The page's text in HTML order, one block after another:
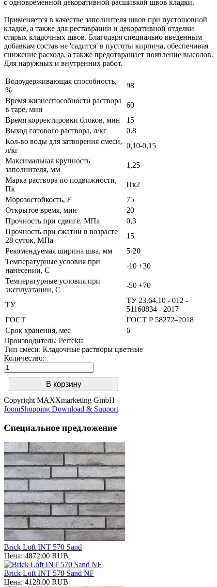
с одновременной декоративной расшивкой швов кладки.
Применяется в качестве заполнителя швов при пустошовной
кладке, а также для реставрации и декоративной отделки
старых кладочных швов. Благодаря специально введенным
добавкам состав не 'садится' в пустоты кирпича, обеспечивая
снижение расхода, а также предотвращает появление высолов.
Для наружных и внутренних работ.
Водоудерживающая способность,
%
98
Время жизнеспособности раствора
в таре, мин
60
Время корректировки блоков, мин
15
Выход готового раствора, л/кг
0.8
Кол-во воды для затворения смеси,
л/кг
0,10-0,15
Максимальная крупность
заполнителя, мм
1,25
Марка раствора по подвижности,
Пк
Пк2
Морозостойкость, F
75
Открытое время, мин
20
Прочность при сдвиге, МПа
0,3
Прочность при сжатии в возрасте
28 суток, МПа
15
Рекомендуемая ширина шва, мм
5-20
Температурные условия при
нанесении, С
-10 +30
Температурные условия при
эксплуатации, С
-50 +70
ТУ
ТУ 23.64.10 - 012 -
51160834 - 2017
ГОСТ
ГОСТ Р 58272–2018
Срок хранения, мес
6
Производитель: Perfekta
Тип смеси: Кладочные растворы цветные
Количество:
Copyright MAXXmarketing GmbH
JoomShopping Download & Support
Специальное предложение
Brick Loft INT 570 Sand
Цена: 4872.00 RUB
Brick Loft INT 570 Sand NF
Цена: 4128.00 RUB